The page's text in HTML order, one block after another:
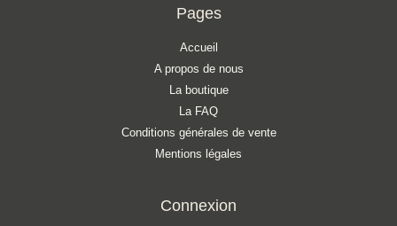
Pages
Accueil
A propos de nous
La boutique
La FAQ
Conditions générales de vente
Mentions légales
Connexion